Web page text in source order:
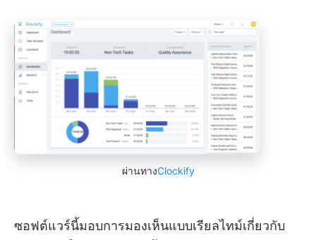
ผ่านทางClockify
ซอฟต์แวร์นี้มอบการมองเห็นแบบเรียลไทม์เกี่ยวกับ